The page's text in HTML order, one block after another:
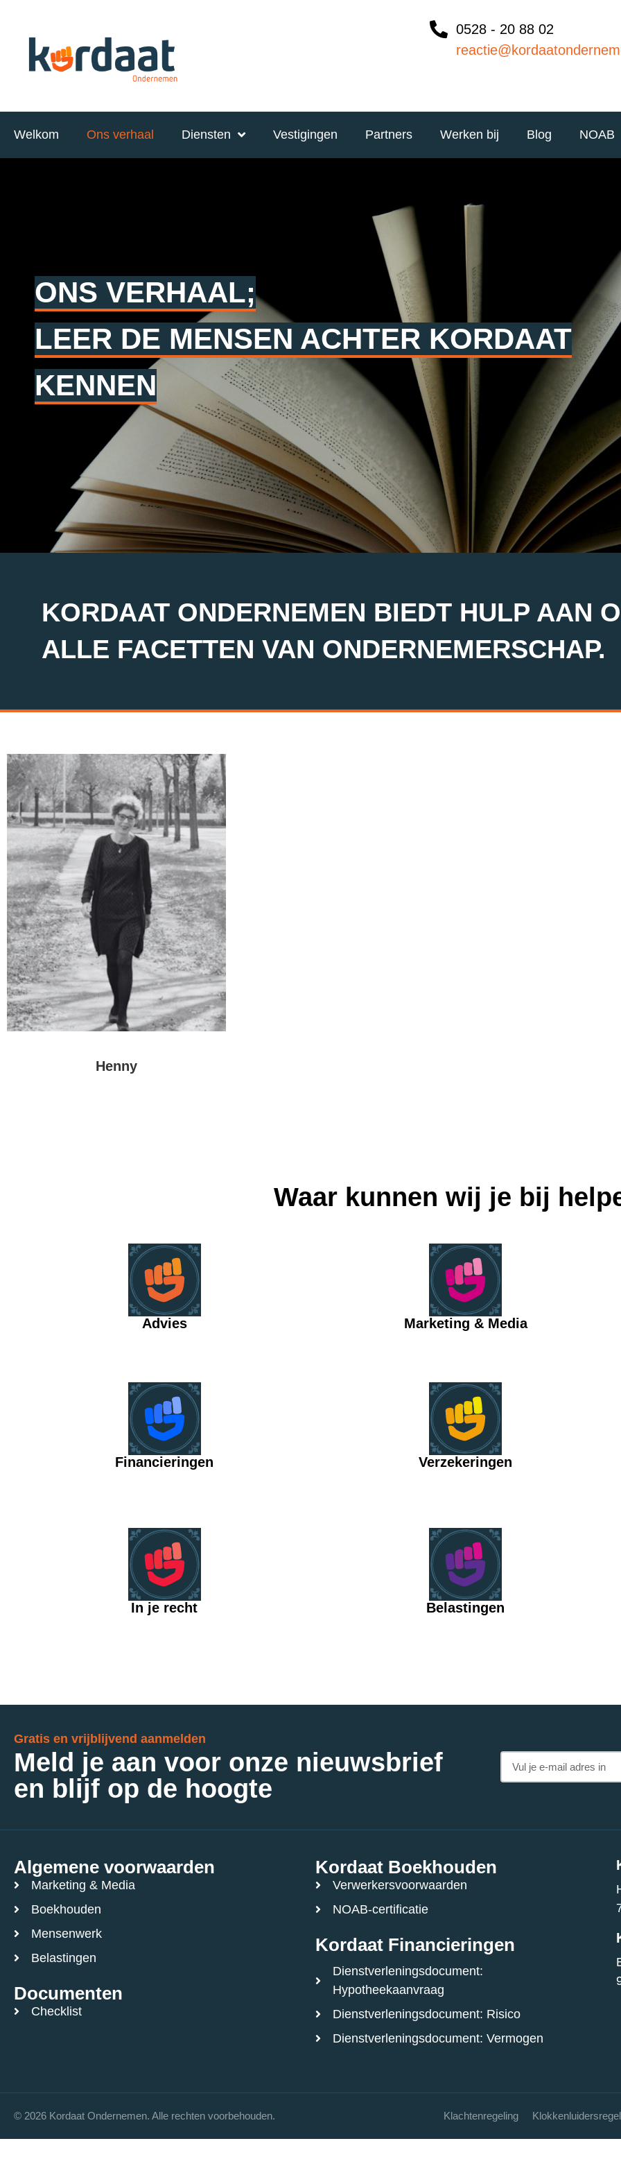
0528 - 20 88 02
Welkom Ons verhaal Diensten Vestigingen Partners Werken bij Blog NOAB
ONS VERHAAL;
LEER DE MENSEN ACHTER KORDAAT
KENNEN
KORDAAT ONDERNEMEN BIEDT HULP AAN
ALLE FACETTEN VAN ONDERNEMERSCHAP.
Henny
Waar kunnen wij je bij
Advies Marketing & Media
Financieringen Verzekeringen
In je recht Belastingen
Gratis en vrijblijvend aanmelden
Meld je aan voor onze nieuwsbrief
en blijf op de hoogte
Algemene voorwaarden
Marketing & Media
Boekhouden
Mensenwerk
Belastingen
Documenten
Checklist
Kordaat Boekhouden
Verwerkersvoorwaarden
NOAB-certificatie
Kordaat Financieringen
Dienstverleningsdocument:
Hypotheekaanvraag
Dienstverleningsdocument: Risico
Dienstverleningsdocument: Vermogen
© 2026 Kordaat Ondernemen. Alle rechten voorbehouden. Klachtenregeling